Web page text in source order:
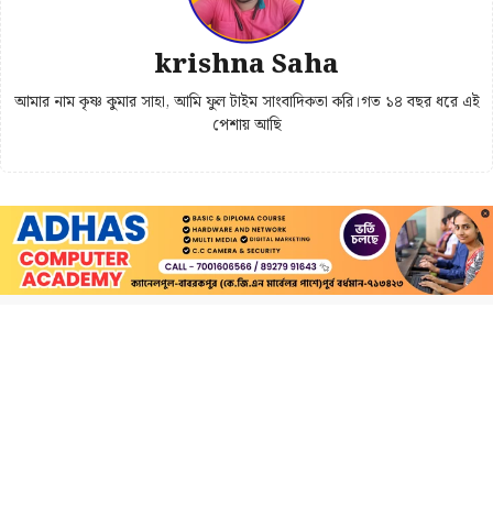
krishna Saha
আমার নাম কৃষ্ণ কুমার সাহা, আমি ফুল টাইম সাংবাদিকতা করি।গত ১৪ বছর ধরে এই
পেশায় আছি